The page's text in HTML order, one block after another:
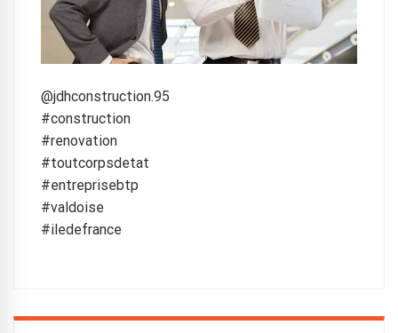
@jdhconstruction.95
#construction
#renovation
#toutcorpsdetat
#entreprisebtp
#valdoise
#iledefrance